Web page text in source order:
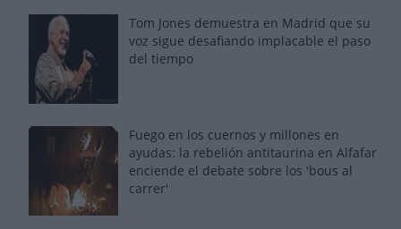
Tom Jones demuestra en Madrid que su
voz sigue desafiando implacable el paso
del tiempo
Fuego en los cuernos y millones en
ayudas: la rebelión antitaurina en Alfafar
enciende el debate sobre los 'bous al
carrer'